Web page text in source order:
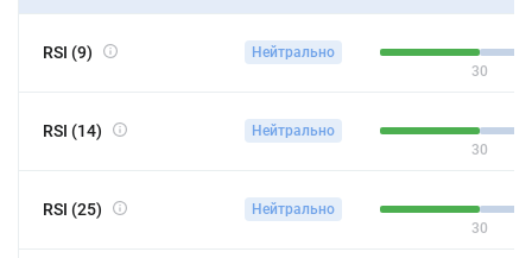
RSI (9)
Нейтрально
30
RSI (14)
Нейтрально
30
RSI (25)
Нейтрально
30